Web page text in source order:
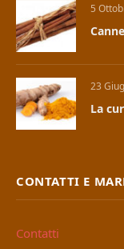
5
23
La
CONTATTI E
Contatti